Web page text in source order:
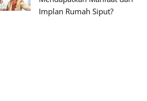
Implan Rumah Siput?